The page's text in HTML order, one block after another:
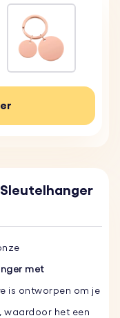
met
is ontworpen om je
waardoor het een